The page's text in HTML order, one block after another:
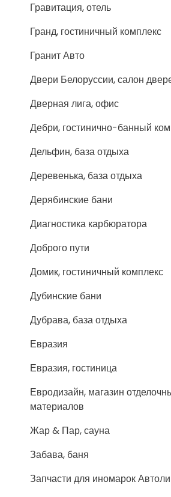
Гравитация, отель
Гранд, гостиничный комплекс
Гранит Авто
Двери Белоруссии, салон
Дверная лига, офис
Дебри, гостинично-банный
Дельфин, база отдыха
Деревенька, база отдыха
Дерябинские бани
Диагностика карбюратора
Доброго пути
Домик, гостиничный комплекс
Дубинские бани
Дубрава, база отдыха
Евразия
Евразия, гостиница
Евродизайн, магазин
материалов
Жар & Пар, сауна
Забава, баня
Запчасти для иномарок